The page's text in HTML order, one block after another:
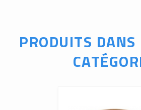
PRODUITS